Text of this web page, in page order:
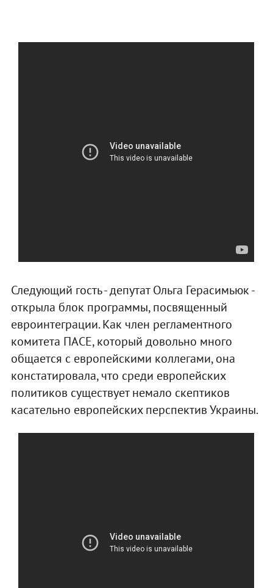
Следующий гость - депутат Ольга Герасимьюк -
открыла блок программы, посвященный
евроинтеграции. Как член регламентного
комитета ПАСЕ, который довольно много
общается с европейскими коллегами, она
констатировала, что среди европейских
политиков существует немало скептиков
касательно европейских перспектив Украины.